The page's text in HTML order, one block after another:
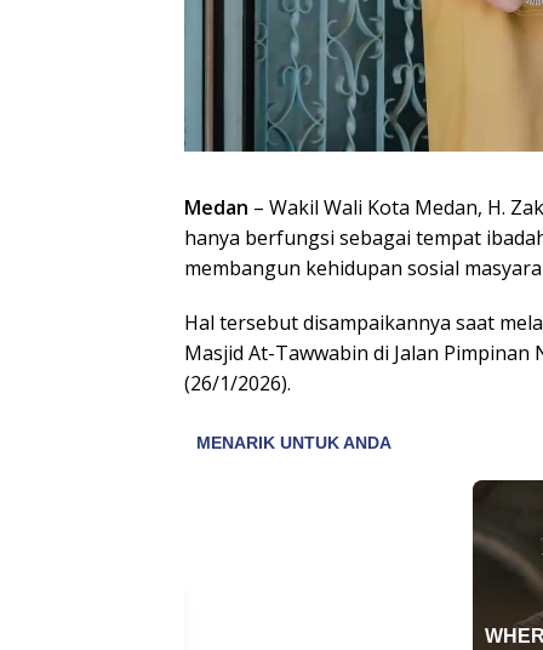
Medan – Wakil Wali Kota Medan, H.
hanya berfungsi sebagai tempat
membangun kehidupan sosial
Hal tersebut disampaikannya saat
Masjid At-Tawwabin di Jalan Pimpinan
(26/1/2026).